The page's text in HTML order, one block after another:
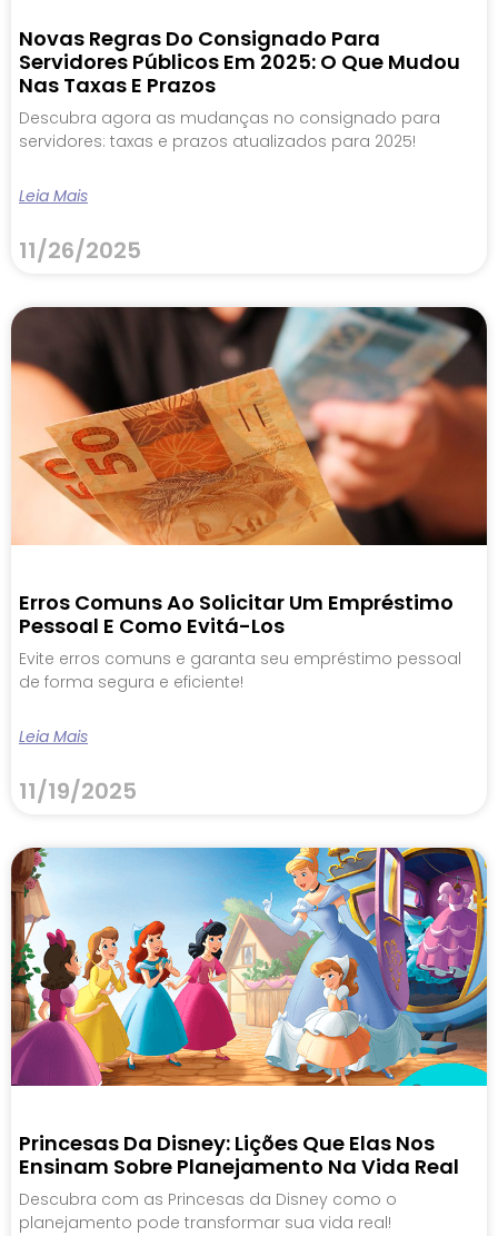
Novas Regras Do Consignado Para
Servidores Públicos Em 2025: O Que Mudou
Nas Taxas E Prazos
Descubra agora as mudanças no consignado para
servidores: taxas e prazos atualizados para 2025!
Leia Mais
11/26/2025
Erros Comuns Ao Solicitar Um Empréstimo
Pessoal E Como Evitá-Los
Evite erros comuns e garanta seu empréstimo pessoal
de forma segura e eficiente!
Leia Mais
11/19/2025
Princesas Da Disney: Lições Que Elas Nos
Ensinam Sobre Planejamento Na Vida Real
Descubra com as Princesas da Disney como o
planejamento pode transformar sua vida real!